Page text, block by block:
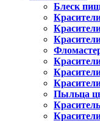
Блеск
Пыльца